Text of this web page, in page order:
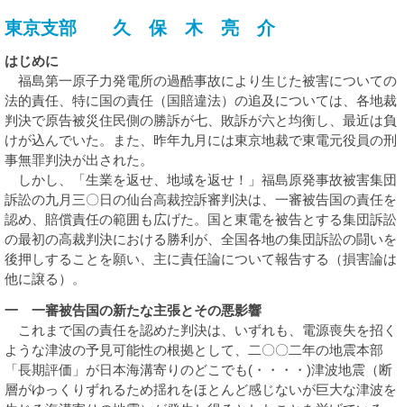
東京支部 久 保 木 亮 介
はじめに
福島第一原子力発電所の過酷事故により生じた被害についての
法的責任、特に国の責任（国賠違法）の追及については、各地裁
判決で原告被災住民側の勝訴が七、敗訴が六と均衡し、最近は負
けが込んでいた。また、昨年九月には東京地裁で東電元役員の刑
事無罪判決が出された。
しかし、「生業を返せ、地域を返せ！」福島原発事故被害集団
訴訟の九月三〇日の仙台高裁控訴審判決は、一審被告国の責任を
認め、賠償責任の範囲も広げた。国と東電を被告とする集団訴訟
の最初の高裁判決における勝利が、全国各地の集団訴訟の闘いを
後押しすることを願い、主に責任論について報告する（損害論は
他に譲る）。
一 一審被告国の新たな主張とその悪影響
これまで国の責任を認めた判決は、いずれも、電源喪失を招く
ような津波の予見可能性の根拠として、二〇〇二年の地震本部
「長期評価」が日本海溝寄りのどこでも(・・・・)津波地震（断
層がゆっくりずれるため揺れをほとんど感じないが巨大な津波を